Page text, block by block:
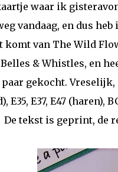
waar ik
vandaag, en dus
komt van The Wild
& Whistles, en
gekocht.
E35, E37, E47 (haren),
De tekst is geprint, de